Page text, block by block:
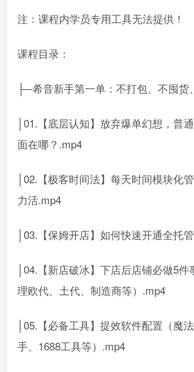
注：课程内学员专用工具无法提供！
课程目录：
├─希音新手第一单：不打包、不囤货
│01.【底层认知】放弃爆单幻想，普
面在哪？.mp4
│02.【极客时间法】每天时间模块化
力活.mp4
│03.【保姆开店】如何快速开通全托
│04.【新店破冰】下店后店铺必做5
理欧代、土代、制造商等）.mp4
│05.【必备工具】提效软件配置（魔
手、1688工具等）.mp4